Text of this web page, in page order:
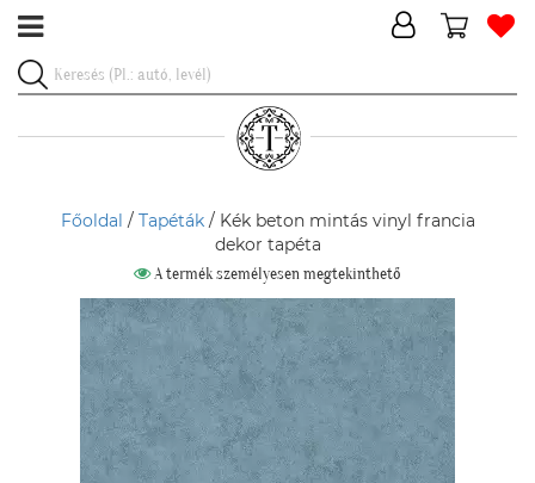
Főoldal / Tapéták/ Kék beton mintás vinyl francia
dekor tapéta
A termék személyesen megtekinthető